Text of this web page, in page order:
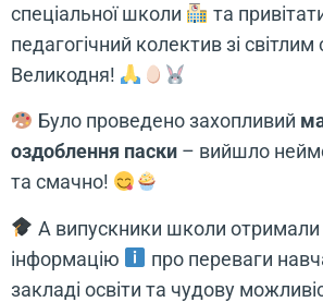
спеціальної школи
та
педагогічний колектив зі
Великодня!
Було проведено захопливий
оздоблення паски – вийшло
та смачно!
А випускники школи
інформацію
про переваги
закладі освіти та чудову